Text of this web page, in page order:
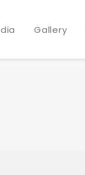
Gallery